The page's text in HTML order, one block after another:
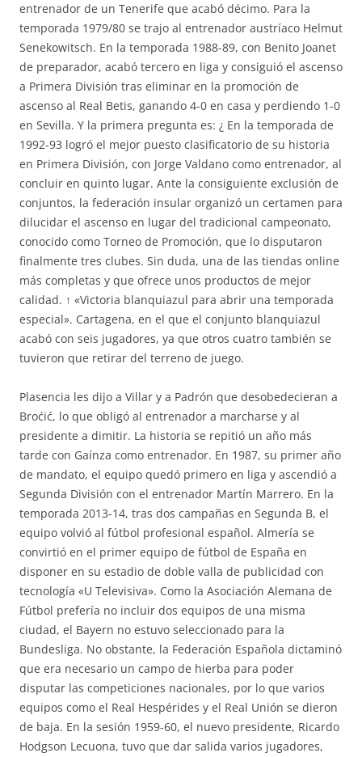
entrenador de un Tenerife que acabó décimo. Para la
temporada 1979/80 se trajo al entrenador austríaco Helmut
Senekowitsch. En la temporada 1988-89, con Benito Joanet
de preparador, acabó tercero en liga y consiguió el ascenso
a Primera División tras eliminar en la promoción de
ascenso al Real Betis, ganando 4-0 en casa y perdiendo 1-0
en Sevilla. Y la primera pregunta es: ¿ En la temporada de
1992-93 logró el mejor puesto clasificatorio de su historia
en Primera División, con Jorge Valdano como entrenador, al
concluir en quinto lugar. Ante la consiguiente exclusión de
conjuntos, la federación insular organizó un certamen para
dilucidar el ascenso en lugar del tradicional campeonato,
conocido como Torneo de Promoción, que lo disputaron
finalmente tres clubes. Sin duda, una de las tiendas online
más completas y que ofrece unos productos de mejor
calidad. ↑ «Victoria blanquiazul para abrir una temporada
especial». Cartagena, en el que el conjunto blanquiazul
acabó con seis jugadores, ya que otros cuatro también se
tuvieron que retirar del terreno de juego.
Plasencia les dijo a Villar y a Padrón que desobedecieran a
Broćić, lo que obligó al entrenador a marcharse y al
presidente a dimitir. La historia se repitió un año más
tarde con Gaínza como entrenador. En 1987, su primer año
de mandato, el equipo quedó primero en liga y ascendió a
Segunda División con el entrenador Martín Marrero. En la
temporada 2013-14, tras dos campañas en Segunda B, el
equipo volvió al fútbol profesional español. Almería se
convirtió en el primer equipo de fútbol de España en
disponer en su estadio de doble valla de publicidad con
tecnología «U Televisiva». Como la Asociación Alemana de
Fútbol prefería no incluir dos equipos de una misma
ciudad, el Bayern no estuvo seleccionado para la
Bundesliga. No obstante, la Federación Española dictaminó
que era necesario un campo de hierba para poder
disputar las competiciones nacionales, por lo que varios
equipos como el Real Hespérides y el Real Unión se dieron
de baja. En la sesión 1959-60, el nuevo presidente, Ricardo
Hodgson Lecuona, tuvo que dar salida varios jugadores,